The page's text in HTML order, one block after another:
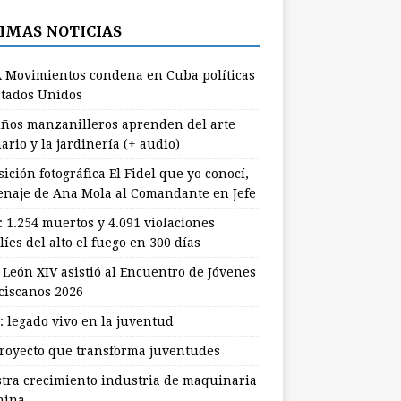
NOTICIAS
Movimientos condena en Cuba políticas
Unidos
manzanilleros aprenden del arte
y la jardinería (+ audio)
fotográfica El Fidel que yo conocí,
de Ana Mola al Comandante en Jefe
1.254 muertos y 4.091 violaciones
del alto el fuego en 300 días
León XIV asistió al Encuentro de Jóvenes
2026
legado vivo en la juventud
que transforma juventudes
crecimiento industria de maquinaria